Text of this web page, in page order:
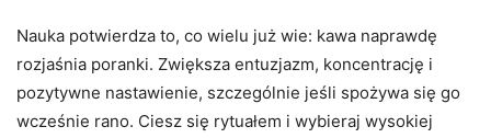
Nauka potwierdza to, co wielu już wie: kawa naprawdę
rozjaśnia poranki. Zwiększa entuzjazm, koncentrację i
pozytywne nastawienie, szczególnie jeśli spożywa się go
wcześnie rano. Ciesz się rytuałem i wybieraj wysokiej